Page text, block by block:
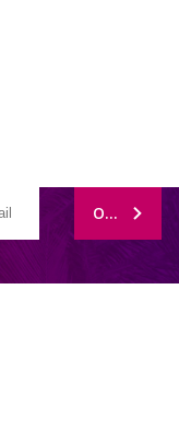
ODOBERAŤ